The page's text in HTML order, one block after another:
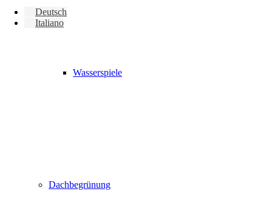
Wasserspiele
Dachbegrünung
Deutsch
Italiano